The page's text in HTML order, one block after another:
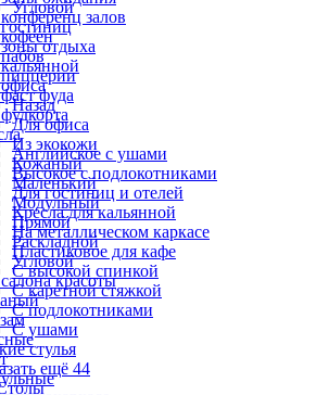
залов
фуда
Английское с ушами
Высокое с подлокотниками
Для гостиниц и отелей
Кресла для кальянной
На металлическом каркасе
Пластиковое для кафе
С высокой спинкой
С каретной стяжкой
С подлокотниками
С ушами
стулья
ещё 44
Угловой
отдыха
Назад
Для офиса
Из экокожи
Кожаный
Маленький
Модульный
Прямой
Раскладной
Угловой
красоты